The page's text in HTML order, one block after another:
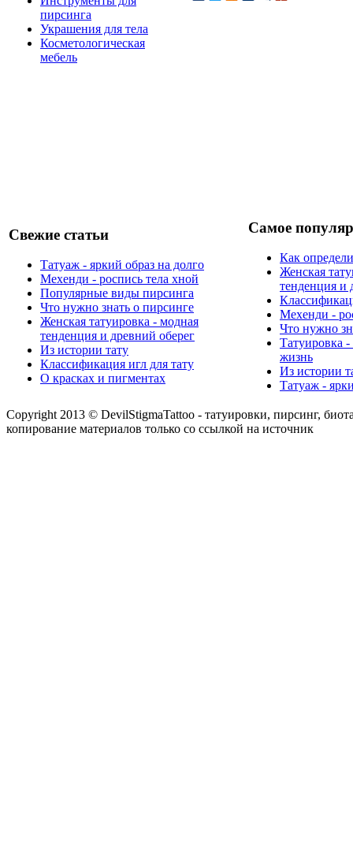
пирсинга
Украшения для тела
Косметологическая
мебель
Свежие статьи
Татуаж - яркий образ на долго
Мехенди - роспись тела хной
Популярные виды пирсинга
Что нужно знать о пирсинге
Женская татуировка - модная
тенденция и древний оберег
Из истории тату
Классификация игл для тату
О красках и пигментах
Самое
Как
Женская
тенденция и
Мехенди -
Что нужно
Татуировка
жизнь
Из истории
Татуаж -
Copyright 2013 © DevilStigmaTattoo - татуировки, пирсинг,
копирование материалов только со ссылкой на источник